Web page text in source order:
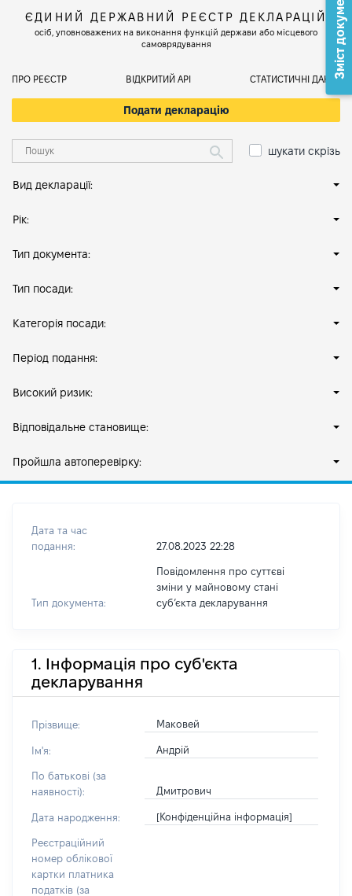
ЄДИНИЙ ДЕРЖАВНИЙ РЕЄСТР ДЕКЛАРАЦІЙ
осіб, уповноважених на виконання функцій держави або місцевого
самоврядування
ПРО РЕЄСТР ВІДКРИТИЙ АРІ СТАТИСТИЧНІ ДАНІ
Подати декларацію
шукати скрізь
Вид декларації:
Рік:
Тип документа:
Тип посади:
Категорія посади:
Період подання:
Високий ризик:
Відповідальне становище:
Пройшла автоперевірку:
Дата та час
подання:
27.08.2023 22:28
Тип документа:
Повідомлення про суттєві
зміни у майновому стані
субʼєкта декларування
1. Інформація про суб'єкта
декларування
Прізвище: Маковей
Ім'я: Андрій
По батькові (за
наявності):
Дмитрович
Дата народження: [Конфіденційна інформація]
Реєстраційний
номер облікової
картки платника
податків (за
Зміст документа